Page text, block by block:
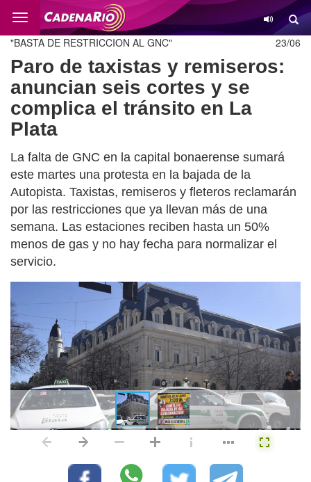
Cambio
23/06
"BASTA DE RESTRICCION AL GNC"
Paro de taxistas y remiseros:
anuncian seis cortes y se
complica el tránsito en La
Plata
La falta de GNC en la capital bonaerense sumará
este martes una protesta en la bajada de la
Autopista. Taxistas, remiseros y fleteros reclamarán
por las restricciones que ya llevan más de una
semana. Las estaciones reciben hasta un 50%
menos de gas y no hay fecha para normalizar el
servicio.